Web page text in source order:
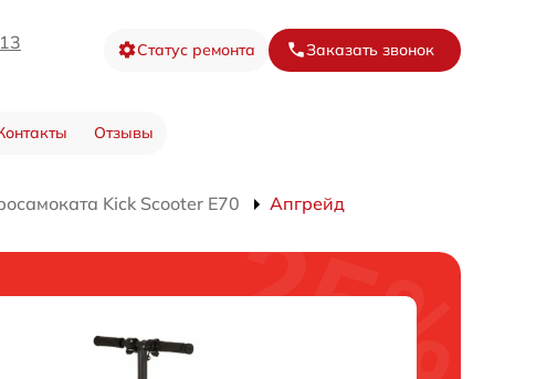
Статус ремонта Заказать звонок
Отзывы
Kick Scooter E70 Апгрейд